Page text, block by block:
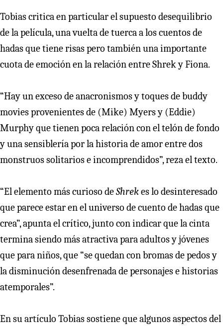
Tobias critica en particular el supuesto desequilibrio
de la película, una vuelta de tuerca a los cuentos de
hadas que tiene risas pero también una importante
cuota de emoción en la relación entre Shrek y Fiona.
“Hay un exceso de anacronismos y toques de buddy
movies provenientes de (Mike) Myers y (Eddie)
Murphy que tienen poca relación con el telón de fondo
y una sensiblería por la historia de amor entre dos
monstruos solitarios e incomprendidos”, reza el texto.
“El elemento más curioso deShrekes lo desinteresado
que parece estar en el universo de cuento de hadas que
crea”, apunta el crítico, junto con indicar que la cinta
termina siendo más atractiva para adultos y jóvenes
que para niños, que “se quedan con bromas de pedos y
la disminución desenfrenada de personajes e historias
atemporales”.
En su artículo Tobias sostiene que algunos aspectos del